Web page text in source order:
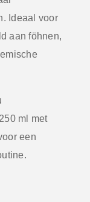
Ideaal voor
aan föhnen,
ml met
een